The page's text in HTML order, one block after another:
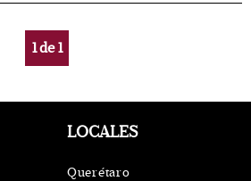
1de1
LOCALES
Querétaro